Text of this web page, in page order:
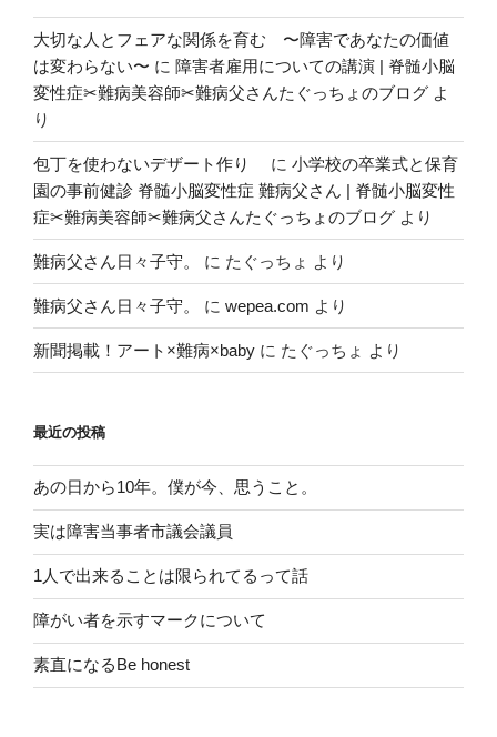
大切な人とフェアな関係を育む 〜障害であなたの価値
は変わらない〜 に 障害者雇用についての講演 | 脊髄小脳
変性症✂︎難病美容師✂︎難病父さんたぐっちょのブログ よ
り
包丁を使わないデザート作り に 小学校の卒業式と保育
園の事前健診 脊髄小脳変性症 難病父さん | 脊髄小脳変性
症✂︎難病美容師✂︎難病父さんたぐっちょのブログ より
難病父さん日々子守。 に たぐっちょ より
難病父さん日々子守。 に wepea.com より
新聞掲載！アート×難病×baby に たぐっちょ より
最近の投稿
あの日から10年。僕が今、思うこと。
実は障害当事者市議会議員
1人で出来ることは限られてるって話
障がい者を示すマークについて
素直になるBe honest